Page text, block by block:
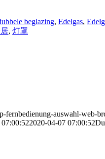
beglazing, Edelgas,
, 灯罩
fernbedienung-auswahl-web-
2020-04-07 07:00:52